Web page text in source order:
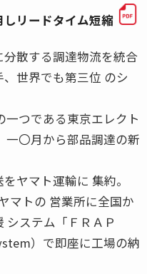
しリードタイム短縮
散する調達物流を統合
世界でも第三位 のシ
一つである東京エレクト
一〇月から部品調達の新
ヤマト運輸に 集約。
マトの 営業所に全国か
システム「ＦＲＡＰ
）で即座に工場の納